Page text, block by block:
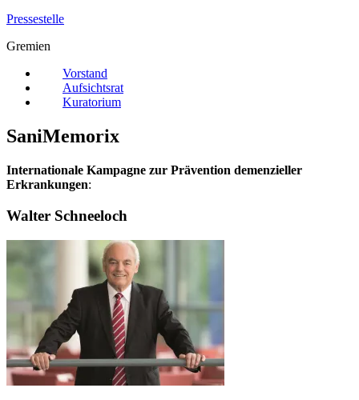
Pressestelle
Gremien
Vorstand
Aufsichtsrat
Kuratorium
SaniMemorix
Internationale Kampagne zur Prävention demenzieller
Erkrankungen:
Walter Schneeloch